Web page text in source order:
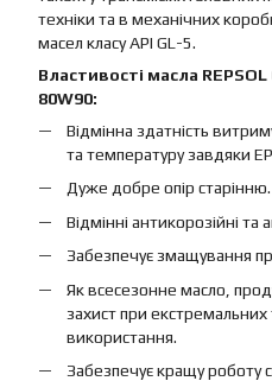
техніки та в механічних
масел класу API GL-5.
Властивості масла REPSOL
80W90:
Відмінна здатність
та температуру завдяки
Дуже добре опір старінню.
Відмінні антикорозійні та
Забезпечує змащування
Як всесезонне масло,
захист при
використання.
Забезпечує кращу роботу